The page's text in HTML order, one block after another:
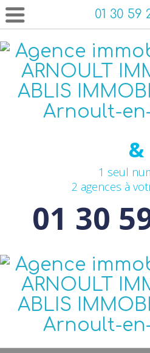
&
1 seul
2 agences à
01 30
01 30 59